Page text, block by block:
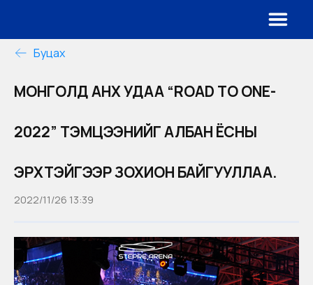
Буцах
МОНГОЛД АНХ УДАА “ROAD TO ONE-
2022” ТЭМЦЭЭНИЙГ АЛБАН ЁСНЫ
ЭРХТЭЙГЭЭР ЗОХИОН БАЙГУУЛЛАА.
2022/11/26 13:39